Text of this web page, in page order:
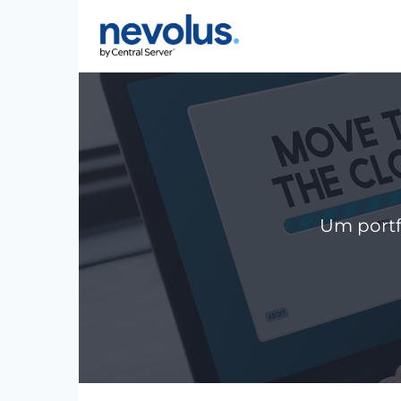
para
Conteúdo
Um